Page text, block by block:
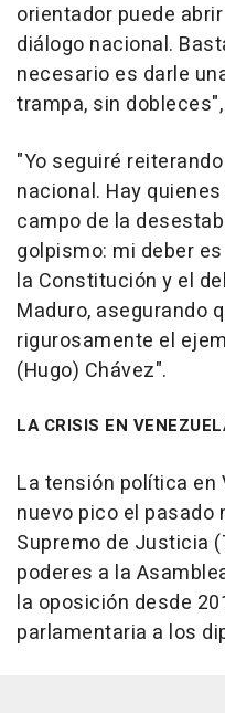
orientador puede
diálogo nacional.
necesario es darle
trampa, sin
"Yo seguiré
nacional. Hay
campo de la
golpismo: mi deber
la Constitución y el
Maduro, asegurando
rigurosamente el
(Hugo) Chávez".
LA CRISIS EN
La tensión política en
nuevo pico el pasado
Supremo de Justicia
poderes a la
la oposición desde
parlamentaria a los